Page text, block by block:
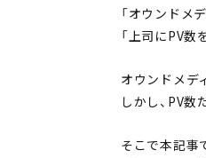
「オウンドメ
「上司にPV数
オウンドメデ
しかし、PV
そこで本記事